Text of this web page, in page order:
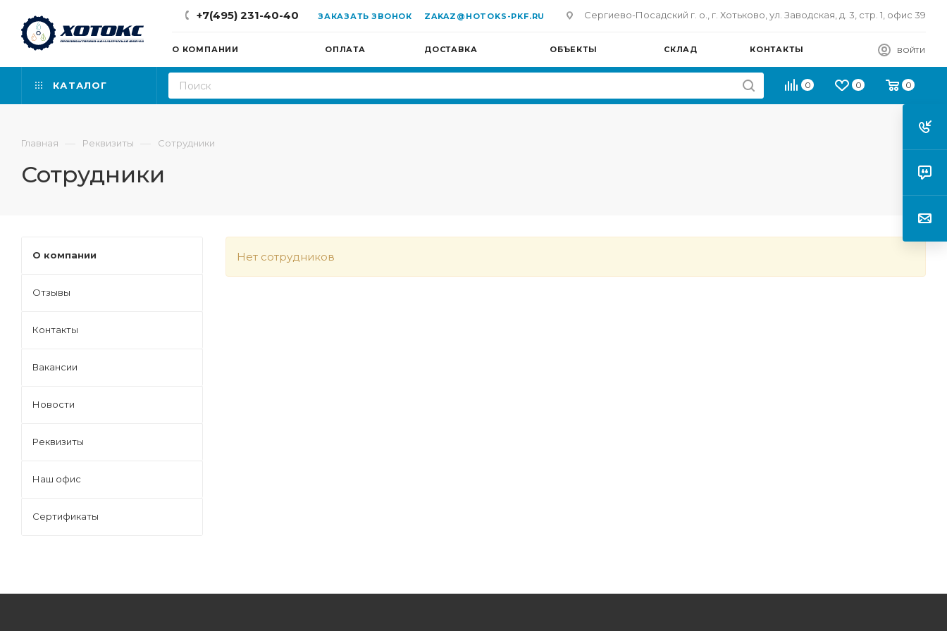
+7(495) 231-40-40 ЗАКАЗАТЬ ЗВОНОК ZAKAZ@HOTOKS-PKF.RU Сергиево-Посадский г. о., г. Хотьково, ул. Заводская, д. 3, стр. 1, офис 39
О КОМПАНИИ ОПЛАТА ДОСТАВКА ОБЪЕКТЫ СКЛАД КОНТАКТЫ ВОЙТИ
КАТАЛОГ 0 0 0
Главная — Реквизиты — Сотрудники
Сотрудники
Нет сотрудников
О компании
Отзывы
Контакты
Вакансии
Новости
Реквизиты
Наш офис
Сертификаты